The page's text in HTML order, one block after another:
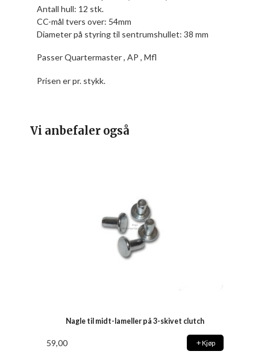
Antall hull: 12 stk.
CC-mål tvers over: 54mm
Diameter på styring til sentrumshullet: 38 mm
Passer Quartermaster , AP , Mfl
Prisen er pr. stykk.
Vi anbefaler også
Nagle til midt-lameller på 3-skivet clutch
59,00 Kjøp